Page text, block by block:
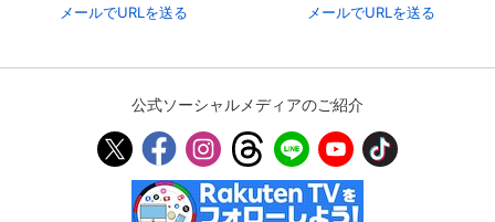
メールでURLを送る メールでURLを送る
公式ソーシャルメディアのご紹介